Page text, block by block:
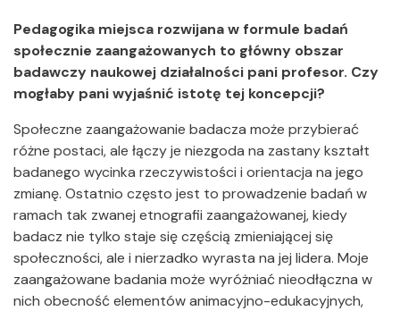
Pedagogika miejsca rozwijana w formule badań
społecznie zaangażowanych to główny obszar
badawczy naukowej działalności pani profesor. Czy
mogłaby pani wyjaśnić istotę tej koncepcji?
Społeczne zaangażowanie badacza może przybierać
różne postaci, ale łączy je niezgoda na zastany kształt
badanego wycinka rzeczywistości i orientacja na jego
zmianę. Ostatnio często jest to prowadzenie badań w
ramach tak zwanej etnografii zaangażowanej, kiedy
badacz nie tylko staje się częścią zmieniającej się
społeczności, ale i nierzadko wyrasta na jej lidera. Moje
zaangażowane badania może wyróżniać nieodłączna w
nich obecność elementów animacyjno-edukacyjnych,